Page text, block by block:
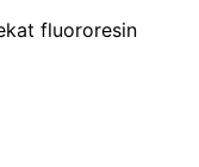
fluororesin